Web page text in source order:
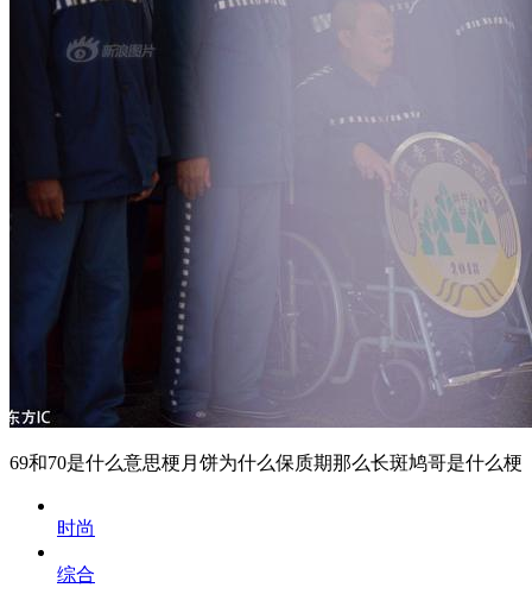
69和70是什么意思梗月饼为什么保质期那么长斑鸠哥是什么梗
时尚
综合